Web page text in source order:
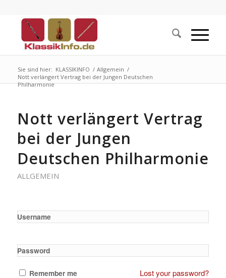
Sie sind hier: KLASSIKINFO / Allgemein /
Nott verlängert Vertrag bei der Jungen Deutschen
Philharmonie
Nott verlängert Vertrag
bei der Jungen
Deutschen Philharmonie
ALLGEMEIN
Username
Password
Remember me Lost your password?